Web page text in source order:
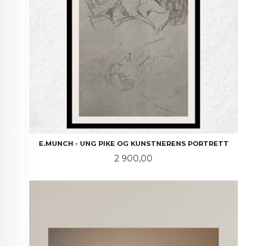
E.MUNCH - UNG PIKE OG KUNSTNERENS PORTRETT
Pris
2 900,00